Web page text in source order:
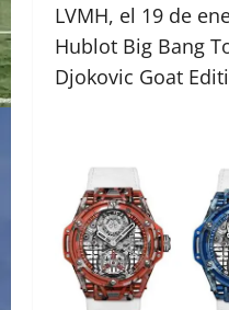
LVMH, el 19 de
Hublot Big Bang
Djokovic Goat